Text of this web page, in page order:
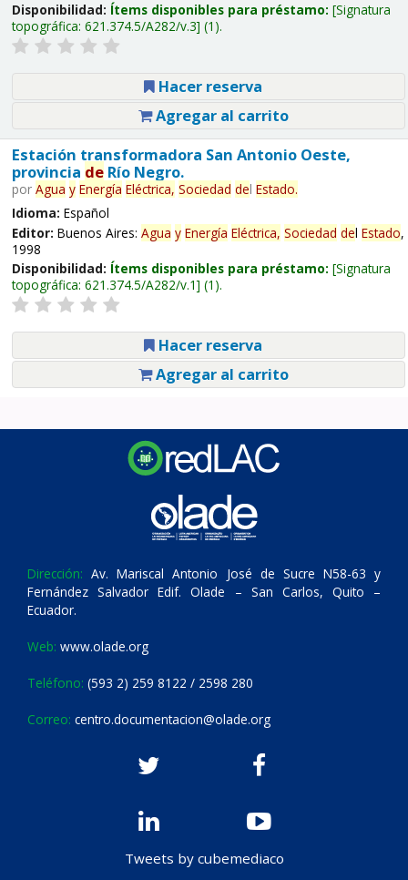
Disponibilidad: Ítems disponibles para préstamo: Signatura
topográfica: 621.374.5/A282/v.3 (1).
Hacer reserva
Agregar al carrito
Estación transformadora San Antonio Oeste,
provincia deRío Negro.
por Agua y Energía Eléctrica, Sociedad del Estado.
Idioma: Español
Editor: Buenos Aires: Agua y Energía Eléctrica, Sociedad del Estado,
1998
Disponibilidad: Ítems disponibles para préstamo: Signatura
topográfica: 621.374.5/A282/v.1 (1).
Hacer reserva
Agregar al carrito
Dirección: Av. Mariscal Antonio José de Sucre N58-63 y
Fernández Salvador Edif. Olade – San Carlos, Quito –
Ecuador.
Web: www.olade.org
Teléfono: (593 2) 259 8122 / 2598 280
Correo: centro.documentacion@olade.org
Tweets by cubemediaco